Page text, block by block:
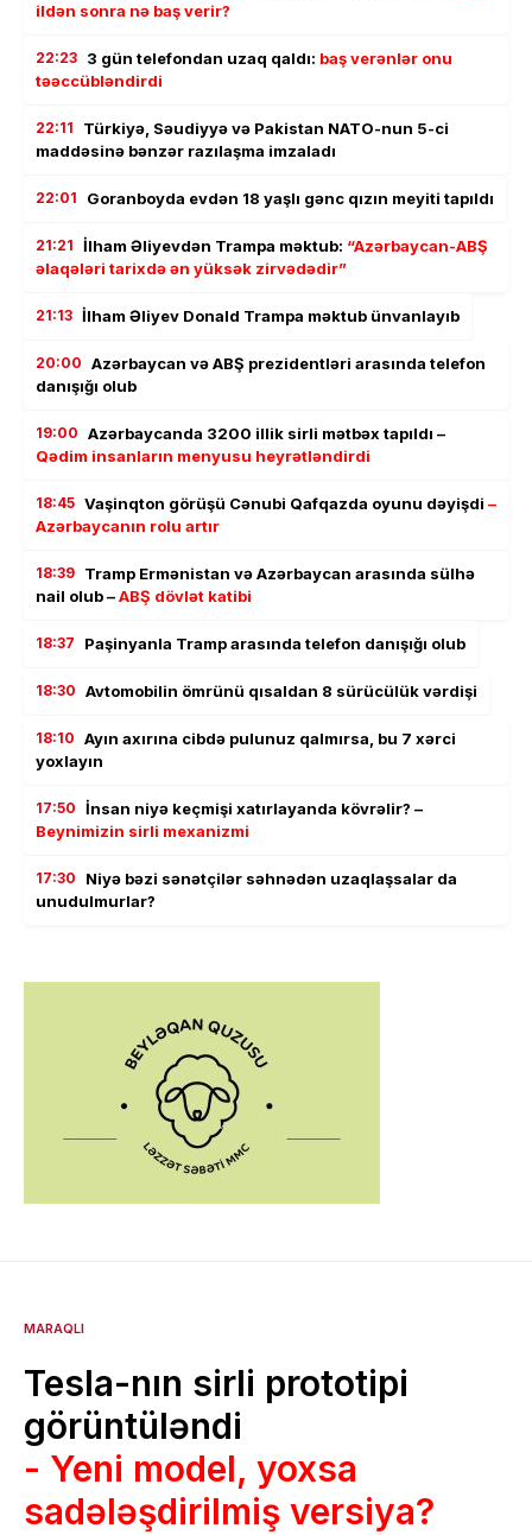
ildən sonra nə baş verir?
22:23 3 gün telefondan uzaq qaldı: baş verənlər onu
təəccübləndirdi
22:11
Türkiyə, Səudiyyə və Pakistan NATO-nun 5-ci
maddəsinə bənzər razılaşma imzaladı
22:01 Goranboyda evdən 18 yaşlı gənc qızın meyiti tapıldı
21:21 İlham Əliyevdən Trampa məktub: “Azərbaycan-ABŞ
əlaqələri tarixdə ən yüksək zirvədədir”
21:13 İlham Əliyev Donald Trampa məktub ünvanlayıb
20:00 Azərbaycan və ABŞ prezidentləri arasında telefon
danışığı olub
19:00 Azərbaycanda 3200 illik sirli mətbəx tapıldı –
Qədim insanların menyusu heyrətləndirdi
18:45 Vaşinqton görüşü Cənubi Qafqazda oyunu dəyişdi –
Azərbaycanın rolu artır
18:39 Tramp Ermənistan və Azərbaycan arasında sülhə
nail olub –ABŞ dövlət katibi
18:37 Paşinyanla Tramp arasında telefon danışığı olub
18:30 Avtomobilin ömrünü qısaldan 8 sürücülük vərdişi
18:10 Ayın axırına cibdə pulunuz qalmırsa, bu 7 xərci
yoxlayın
17:50 İnsan niyə keçmişi xatırlayanda kövrəlir? –
Beynimizin sirli mexanizmi
17:30
Niyə bəzi sənətçilər səhnədən uzaqlaşsalar da
unudulmurlar?
MARAQLI
Tesla-nın sirli prototipi
görüntüləndi
- Yeni model, yoxsa
sadələşdirilmiş versiya?